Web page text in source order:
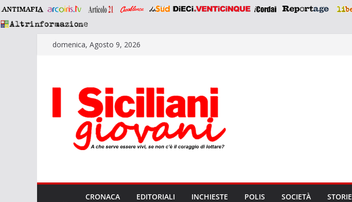
Saltadomenica, Agosto 9, 2026
CRONACA EDITORIALI INCHIESTE POLIS SOCIETÀ STORIE